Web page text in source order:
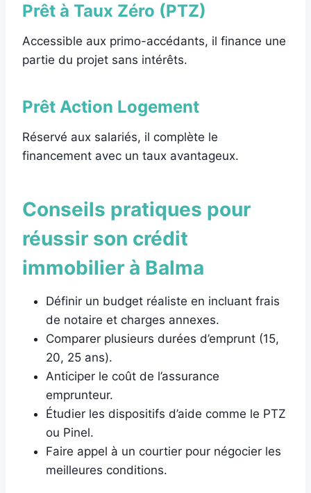
Prêt à Taux Zéro (PTZ)
Accessible aux primo-accédants, il finance une
partie du projet sans intérêts.
Prêt Action Logement
Réservé aux salariés, il complète le
financement avec un taux avantageux.
Conseils pratiques pour
réussir son crédit
immobilier à Balma
Définir un budget réaliste en incluant frais
de notaire et charges annexes.
Comparer plusieurs durées d’emprunt (15,
20, 25 ans).
Anticiper le coût de l’assurance
emprunteur.
Étudier les dispositifs d’aide comme le PTZ
ou Pinel.
Faire appel à un courtier pour négocier les
meilleures conditions.